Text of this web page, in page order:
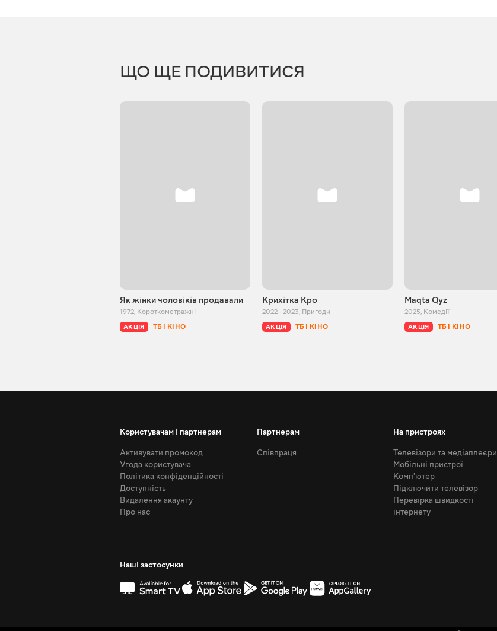
ЩО ЩЕ ПОДИВИТИСЯ
Як жінки чоловіків продавали
1972, Короткометражні
АКЦІЯ ТБ І КІНО
Крихітка Кро
2022 - 2023, Пригоди
АКЦІЯ ТБ І КІНО
Maqta Qyz
2025, Комедії
АКЦІЯ ТБ І КІНО
Користувачам і партнерам
Активувати промокод
Угода користувача
Політика конфіденційності
Доступність
Видалення акаунту
Про нас
Партнерам
Співпраця
На пристроях
Телевізори та медіаплеєри
Мобільні пристрої
Комп'ютер
Підключити телевізор
Перевірка швидкості
інтернету
Наші застосунки